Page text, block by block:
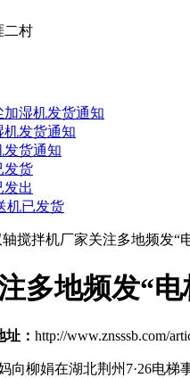
二村
湿机发货通知
机发货通知
发货通知
发货
发出
机已发货
轴搅拌机厂家关注多地频发“
多地频发“
址： http://www.znsssb.com/
向柳娟在湖北荆州7·26电